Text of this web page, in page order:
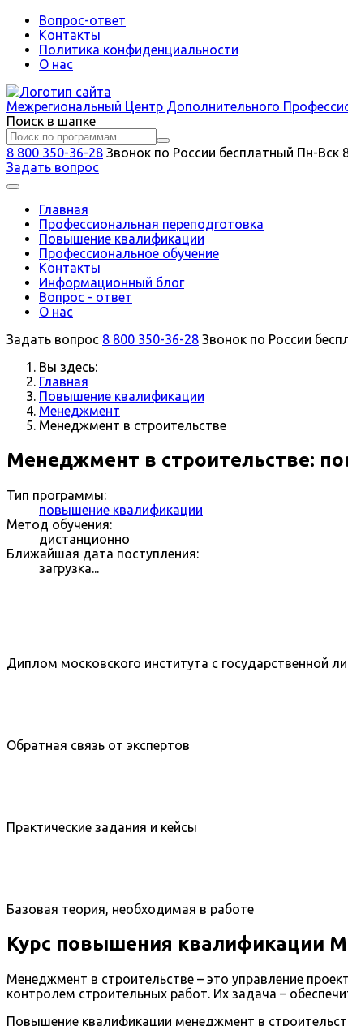
Вопрос-ответ
Контакты
Политика конфиденциальности
О нас
Межрегиональный Центр Дополнительного
Поиск в шапке
8 800 350-36-28 Звонок по России бесплатный Пн-Вск
Задать вопрос
Главная
Профессиональная переподготовка
Повышение квалификации
Профессиональное обучение
Контакты
Информационный блог
Вопрос - ответ
О нас
Задать вопрос 8 800 350-36-28 Звонок по России
Вы здесь:
Главная
Повышение квалификации
Менеджмент
Менеджмент в строительстве
Менеджмент в строительстве:
Тип программы:
повышение квалификации
Метод обучения:
дистанционно
Ближайшая дата поступления:
загрузка...
Диплом московского института с государственной
Обратная связь от экспертов
Практические задания и кейсы
Базовая теория, необходимая в работе
Курс повышения квалификации
Менеджмент в строительстве – это управление
контролем строительных работ. Их задача –
Повышение квалификации менеджмент в